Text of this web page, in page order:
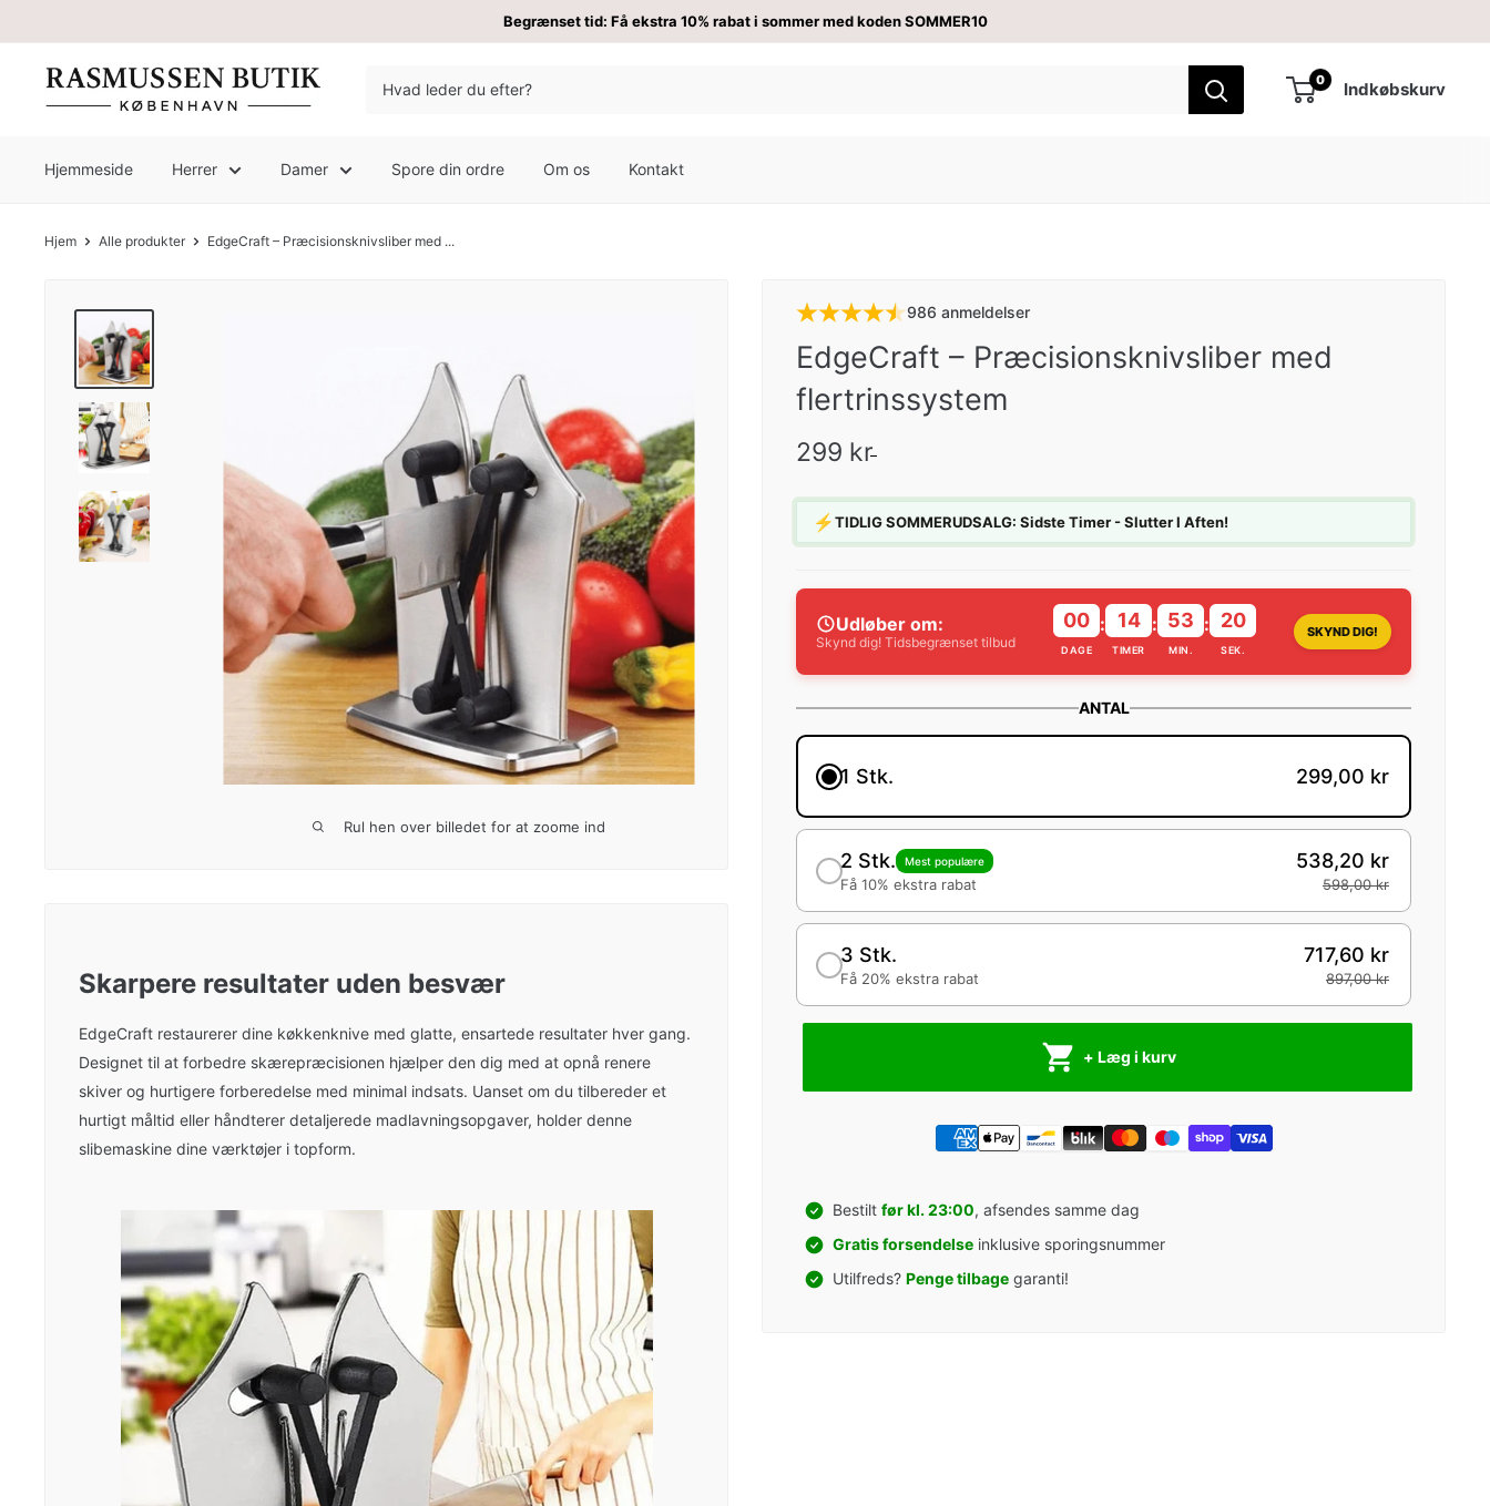
Begrænset tid: Få ekstra 10% rabat i sommer med koden SOMMER10
0 Indkøbskurv
Hjemmeside Herrer Damer Spore din ordre Om os Kontakt
Hjem Alle produkter EdgeCraft – Præcisionsknivsliber med ...
Rul hen over billedet for at zoome ind
986 anmeldelser
EdgeCraft – Præcisionsknivsliber med
flertrinssystem
299 kr
⚡TIDLIG SOMMERUDSALG: Sidste Timer - Slutter I Aften!
Udløber om:
Skynd dig! Tidsbegrænset tilbud
00
DAGE
: 14
TIMER
: 53
MIN.
: 19
SEK.
SKYND DIG!
ANTAL
1 Stk. 299,00 kr
2 Stk. Mest populære
Få 10% ekstra rabat
538,20 kr
598,00 kr
3 Stk.
Få 20% ekstra rabat
717,60 kr
897,00 kr
+ Læg i kurv
Bestilt før kl. 23:00, afsendes samme dag
Gratis forsendelseinklusive sporingsnummer
Utilfreds? Penge tilbagegaranti!
Skarpere resultater uden besvær
EdgeCraft restaurerer dine køkkenknive med glatte, ensartede resultater hver gang.
Designet til at forbedre skærepræcisionen hjælper den dig med at opnå renere
skiver og hurtigere forberedelse med minimal indsats. Uanset om du tilbereder et
hurtigt måltid eller håndterer detaljerede madlavningsopgaver, holder denne
slibemaskine dine værktøjer i topform.